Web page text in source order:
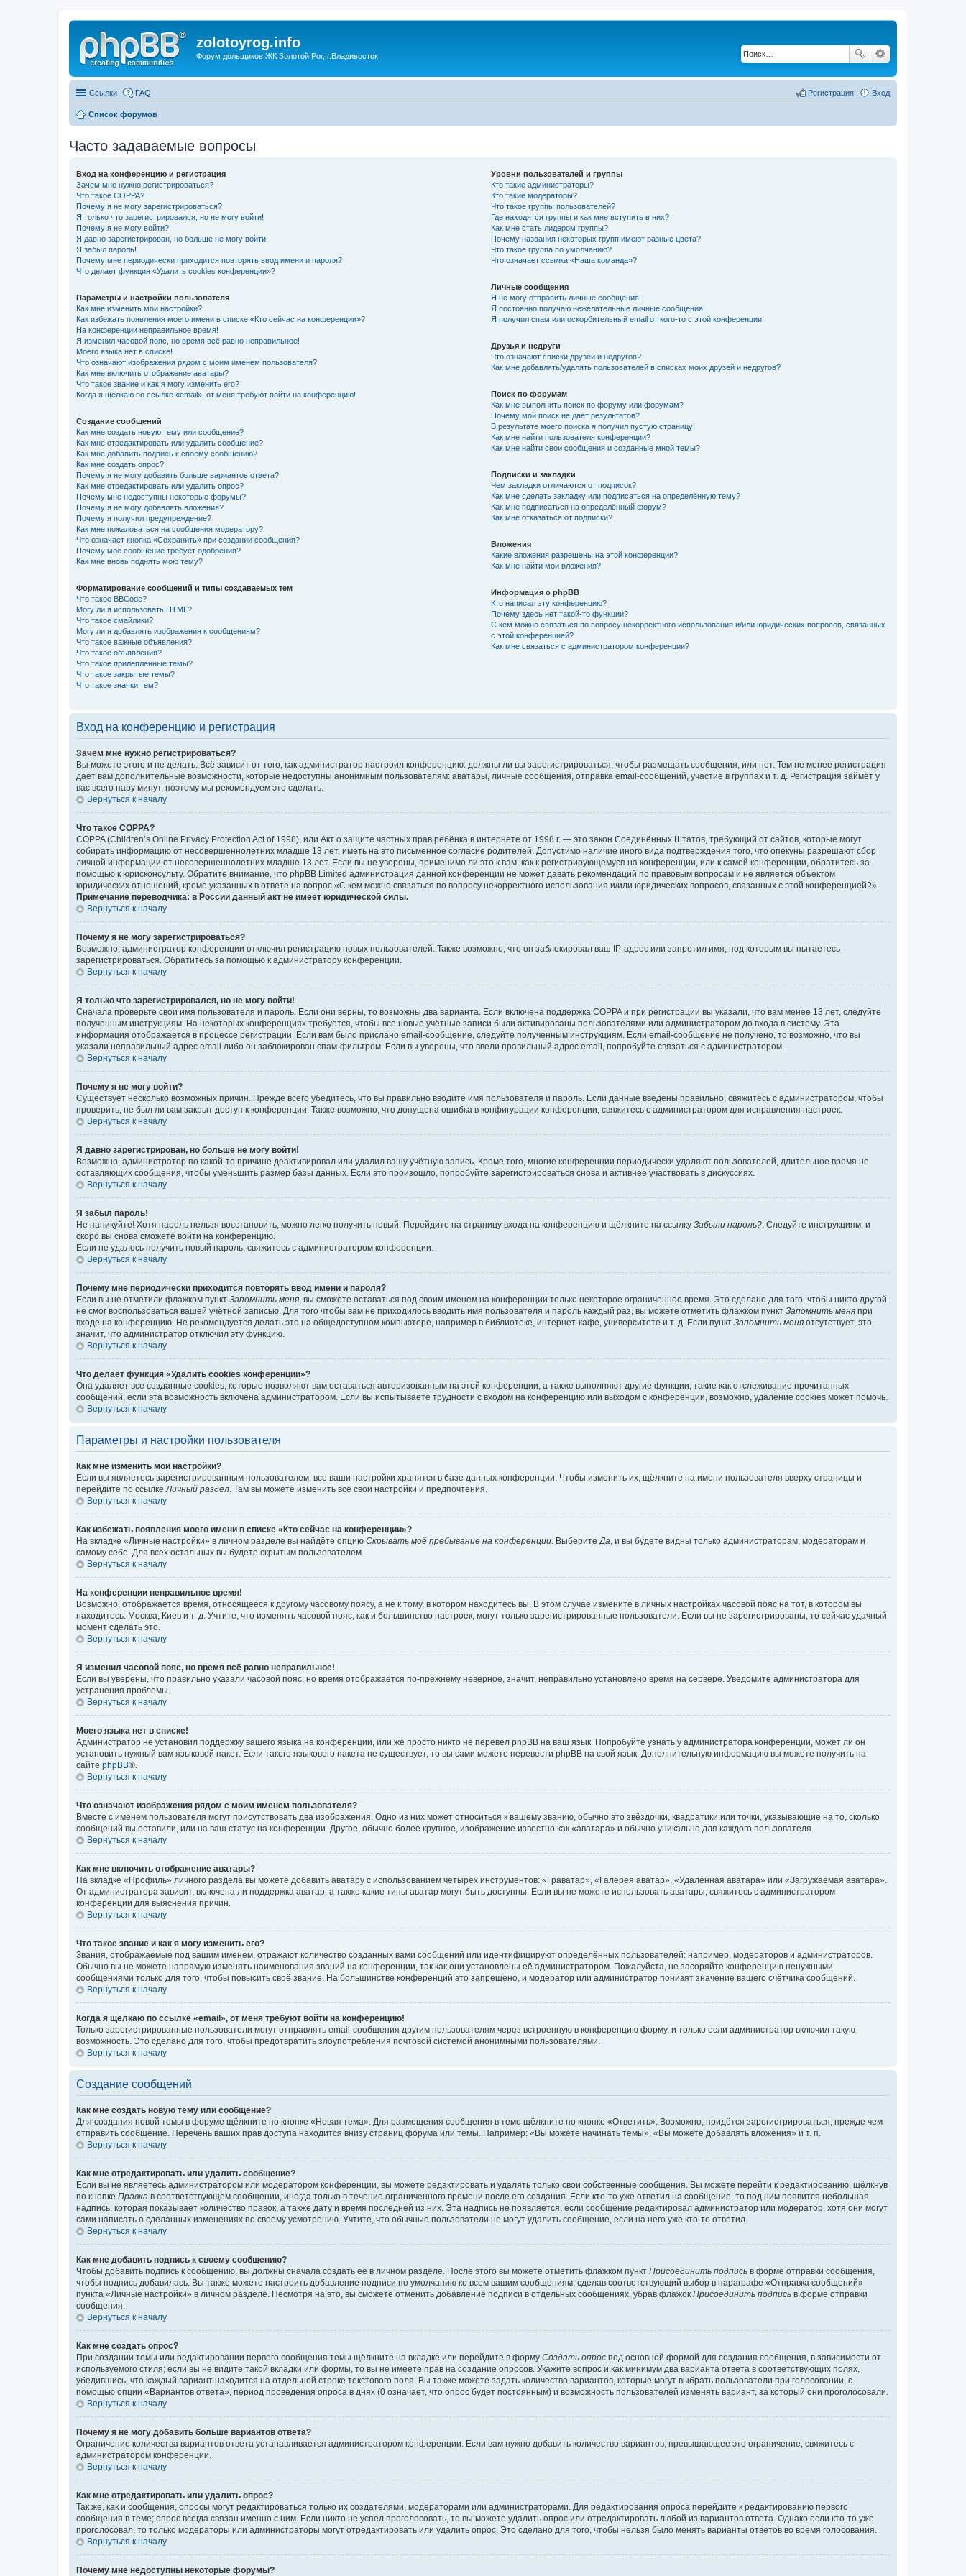
zolotoyrog.info
Форум дольщиков ЖК Золотой Рог, г.Владивосток
Ссылки FAQ Вход
Регистрация
Список форумов
Часто задаваемые вопросы
Вход на конференцию и регистрация
Зачем мне нужно регистрироваться?
Что такое COPPA?
Почему я не могу зарегистрироваться?
Я только что зарегистрировался, но не могу войти!
Почему я не могу войти?
Я давно зарегистрирован, но больше не могу войти!
Я забыл пароль!
Почему мне периодически приходится повторять ввод имени и пароля?
Что делает функция «Удалить cookies конференции»?
Параметры и настройки пользователя
Как мне изменить мои настройки?
Как избежать появления моего имени в списке «Кто сейчас на конференции»?
На конференции неправильное время!
Я изменил часовой пояс, но время всё равно неправильное!
Моего языка нет в списке!
Что означают изображения рядом с моим именем пользователя?
Как мне включить отображение аватары?
Что такое звание и как я могу изменить его?
Когда я щёлкаю по ссылке «email», от меня требуют войти на конференцию!
Создание сообщений
Как мне создать новую тему или сообщение?
Как мне отредактировать или удалить сообщение?
Как мне добавить подпись к своему сообщению?
Как мне создать опрос?
Почему я не могу добавить больше вариантов ответа?
Как мне отредактировать или удалить опрос?
Почему мне недоступны некоторые форумы?
Почему я не могу добавлять вложения?
Почему я получил предупреждение?
Как мне пожаловаться на сообщения модератору?
Что означает кнопка «Сохранить» при создании сообщения?
Почему моё сообщение требует одобрения?
Как мне вновь поднять мою тему?
Форматирование сообщений и типы создаваемых тем
Что такое BBCode?
Могу ли я использовать HTML?
Что такое смайлики?
Могу ли я добавлять изображения к сообщениям?
Что такое важные объявления?
Что такое объявления?
Что такое прилепленные темы?
Что такое закрытые темы?
Что такое значки тем?
Уровни пользователей и группы
Кто такие администраторы?
Кто такие модераторы?
Что такое группы пользователей?
Где находятся группы и как мне вступить в них?
Как мне стать лидером группы?
Почему названия некоторых групп имеют разные цвета?
Что такое группа по умолчанию?
Что означает ссылка «Наша команда»?
Личные сообщения
Я не могу отправить личные сообщения!
Я постоянно получаю нежелательные личные сообщения!
Я получил спам или оскорбительный email от кого-то с этой конференции!
Друзья и недруги
Что означают списки друзей и недругов?
Как мне добавлять/удалять пользователей в списках моих друзей и недругов?
Поиск по форумам
Как мне выполнить поиск по форуму или форумам?
Почему мой поиск не даёт результатов?
В результате моего поиска я получил пустую страницу!
Как мне найти пользователя конференции?
Как мне найти свои сообщения и созданные мной темы?
Подписки и закладки
Чем закладки отличаются от подписок?
Как мне сделать закладку или подписаться на определённую тему?
Как мне подписаться на определённый форум?
Как мне отказаться от подписки?
Вложения
Какие вложения разрешены на этой конференции?
Как мне найти мои вложения?
Информация о phpBB
Кто написал эту конференцию?
Почему здесь нет такой-то функции?
С кем можно связаться по вопросу некорректного использования и/или юридических вопросов, связанных
с этой конференцией?
Как мне связаться с администратором конференции?
Вход на конференцию и регистрация
Зачем мне нужно регистрироваться?
Вы можете этого и не делать. Всё зависит от того, как администратор настроил конференцию: должны ли вы зарегистрироваться, чтобы размещать сообщения, или нет. Тем не менее регистрация
даёт вам дополнительные возможности, которые недоступны анонимным пользователям: аватары, личные сообщения, отправка email-сообщений, участие в группах и т. д. Регистрация займёт у
вас всего пару минут, поэтому мы рекомендуем это сделать.
Вернуться к началу
Что такое COPPA?
COPPA (Children’s Online Privacy Protection Act of 1998), или Акт о защите частных прав ребёнка в интернете от 1998 г. — это закон Соединённых Штатов, требующий от сайтов, которые могут
собирать информацию от несовершеннолетних младше 13 лет, иметь на это письменное согласие родителей. Допустимо наличие иного вида подтверждения того, что опекуны разрешают сбор
личной информации от несовершеннолетних младше 13 лет. Если вы не уверены, применимо ли это к вам, как к регистрирующемуся на конференции, или к самой конференции, обратитесь за
помощью к юрисконсульту. Обратите внимание, что phpBB Limited администрация данной конференции не может давать рекомендаций по правовым вопросам и не является объектом
юридических отношений, кроме указанных в ответе на вопрос «С кем можно связаться по вопросу некорректного использования и/или юридических вопросов, связанных с этой конференцией?».
Примечание переводчика: в России данный акт не имеет юридической силы.
Вернуться к началу
Почему я не могу зарегистрироваться?
Возможно, администратор конференции отключил регистрацию новых пользователей. Также возможно, что он заблокировал ваш IP-адрес или запретил имя, под которым вы пытаетесь
зарегистрироваться. Обратитесь за помощью к администратору конференции.
Вернуться к началу
Я только что зарегистрировался, но не могу войти!
Сначала проверьте свои имя пользователя и пароль. Если они верны, то возможны два варианта. Если включена поддержка COPPA и при регистрации вы указали, что вам менее 13 лет, следуйте
полученным инструкциям. На некоторых конференциях требуется, чтобы все новые учётные записи были активированы пользователями или администратором до входа в систему. Эта
информация отображается в процессе регистрации. Если вам было прислано email-сообщение, следуйте полученным инструкциям. Если email-сообщение не получено, то возможно, что вы
указали неправильный адрес email либо он заблокирован спам-фильтром. Если вы уверены, что ввели правильный адрес email, попробуйте связаться с администратором.
Вернуться к началу
Почему я не могу войти?
Существует несколько возможных причин. Прежде всего убедитесь, что вы правильно вводите имя пользователя и пароль. Если данные введены правильно, свяжитесь с администратором, чтобы
проверить, не был ли вам закрыт доступ к конференции. Также возможно, что допущена ошибка в конфигурации конференции, свяжитесь с администратором для исправления настроек.
Вернуться к началу
Я давно зарегистрирован, но больше не могу войти!
Возможно, администратор по какой-то причине деактивировал или удалил вашу учётную запись. Кроме того, многие конференции периодически удаляют пользователей, длительное время не
оставляющих сообщения, чтобы уменьшить размер базы данных. Если это произошло, попробуйте зарегистрироваться снова и активнее участвовать в дискуссиях.
Вернуться к началу
Я забыл пароль!
Не паникуйте! Хотя пароль нельзя восстановить, можно легко получить новый. Перейдите на страницу входа на конференцию и щёлкните на ссылку Забыли пароль? . Следуйте инструкциям, и
скоро вы снова сможете войти на конференцию.
Если не удалось получить новый пароль, свяжитесь с администратором конференции.
Вернуться к началу
Почему мне периодически приходится повторять ввод имени и пароля?
Если вы не отметили флажком пункт Запомнить меня , вы сможете оставаться под своим именем на конференции только некоторое ограниченное время. Это сделано для того, чтобы никто другой
не смог воспользоваться вашей учётной записью. Для того чтобы вам не приходилось вводить имя пользователя и пароль каждый раз, вы можете отметить флажком пункт Запомнить меня при
входе на конференцию. Не рекомендуется делать это на общедоступном компьютере, например в библиотеке, интернет-кафе, университете и т. д. Если пункт Запомнить меня отсутствует, это
значит, что администратор отключил эту функцию.
Вернуться к началу
Что делает функция «Удалить cookies конференции»?
Она удаляет все созданные cookies, которые позволяют вам оставаться авторизованным на этой конференции, а также выполняют другие функции, такие как отслеживание прочитанных
сообщений, если эта возможность включена администратором. Если вы испытываете трудности с входом на конференцию или выходом с конференции, возможно, удаление cookies может помочь.
Вернуться к началу
Параметры и настройки пользователя
Как мне изменить мои настройки?
Если вы являетесь зарегистрированным пользователем, все ваши настройки хранятся в базе данных конференции. Чтобы изменить их, щёлкните на имени пользователя вверху страницы и
перейдите по ссылке Личный раздел . Там вы можете изменить все свои настройки и предпочтения.
Вернуться к началу
Как избежать появления моего имени в списке «Кто сейчас на конференции»?
На вкладке «Личные настройки» в личном разделе вы найдёте опцию Скрывать моё пребывание на конференции . Выберите Да , и вы будете видны только администраторам, модераторам и
самому себе. Для всех остальных вы будете скрытым пользователем.
Вернуться к началу
На конференции неправильное время!
Возможно, отображается время, относящееся к другому часовому поясу, а не к тому, в котором находитесь вы. В этом случае измените в личных настройках часовой пояс на тот, в котором вы
находитесь: Москва, Киев и т. д. Учтите, что изменять часовой пояс, как и большинство настроек, могут только зарегистрированные пользователи. Если вы не зарегистрированы, то сейчас удачный
момент сделать это.
Вернуться к началу
Я изменил часовой пояс, но время всё равно неправильное!
Если вы уверены, что правильно указали часовой пояс, но время отображается по-прежнему неверное, значит, неправильно установлено время на сервере. Уведомите администратора для
устранения проблемы.
Вернуться к началу
Моего языка нет в списке!
Администратор не установил поддержку вашего языка на конференции, или же просто никто не перевёл phpBB на ваш язык. Попробуйте узнать у администратора конференции, может ли он
установить нужный вам языковой пакет. Если такого языкового пакета не существует, то вы сами можете перевести phpBB на свой язык. Дополнительную информацию вы можете получить на
сайте phpBB®.
Вернуться к началу
Что означают изображения рядом с моим именем пользователя?
Вместе с именем пользователя могут присутствовать два изображения. Одно из них может относиться к вашему званию, обычно это звёздочки, квадратики или точки, указывающие на то, сколько
сообщений вы оставили, или на ваш статус на конференции. Другое, обычно более крупное, изображение известно как «аватара» и обычно уникально для каждого пользователя.
Вернуться к началу
Как мне включить отображение аватары?
На вкладке «Профиль» личного раздела вы можете добавить аватару с использованием четырёх инструментов: «Граватар», «Галерея аватар», «Удалённая аватара» или «Загружаемая аватара».
От администратора зависит, включена ли поддержка аватар, а также какие типы аватар могут быть доступны. Если вы не можете использовать аватары, свяжитесь с администратором
конференции для выяснения причин.
Вернуться к началу
Что такое звание и как я могу изменить его?
Звания, отображаемые под вашим именем, отражают количество созданных вами сообщений или идентифицируют определённых пользователей: например, модераторов и администраторов.
Обычно вы не можете напрямую изменять наименования званий на конференции, так как они установлены её администратором. Пожалуйста, не засоряйте конференцию ненужными
сообщениями только для того, чтобы повысить своё звание. На большинстве конференций это запрещено, и модератор или администратор понизят значение вашего счётчика сообщений.
Вернуться к началу
Когда я щёлкаю по ссылке «email», от меня требуют войти на конференцию!
Только зарегистрированные пользователи могут отправлять email-сообщения другим пользователям через встроенную в конференцию форму, и только если администратор включил такую
возможность. Это сделано для того, чтобы предотвратить злоупотребления почтовой системой анонимными пользователями.
Вернуться к началу
Создание сообщений
Как мне создать новую тему или сообщение?
Для создания новой темы в форуме щёлкните по кнопке «Новая тема». Для размещения сообщения в теме щёлкните по кнопке «Ответить». Возможно, придётся зарегистрироваться, прежде чем
отправить сообщение. Перечень ваших прав доступа находится внизу страниц форума или темы. Например: «Вы можете начинать темы», «Вы можете добавлять вложения» и т. п.
Вернуться к началу
Как мне отредактировать или удалить сообщение?
Если вы не являетесь администратором или модератором конференции, вы можете редактировать и удалять только свои собственные сообщения. Вы можете перейти к редактированию, щёлкнув
по кнопке Правка в соответствующем сообщении, иногда только в течение ограниченного времени после его создания. Если кто-то уже ответил на сообщение, то под ним появится небольшая
надпись, которая показывает количество правок, а также дату и время последней из них. Эта надпись не появляется, если сообщение редактировал администратор или модератор, хотя они могут
сами написать о сделанных изменениях по своему усмотрению. Учтите, что обычные пользователи не могут удалить сообщение, если на него уже кто-то ответил.
Вернуться к началу
Как мне добавить подпись к своему сообщению?
Чтобы добавить подпись к сообщению, вы должны сначала создать её в личном разделе. После этого вы можете отметить флажком пункт Присоединить подпись в форме отправки сообщения,
чтобы подпись добавилась. Вы также можете настроить добавление подписи по умолчанию ко всем вашим сообщениям, сделав соответствующий выбор в параграфе «Отправка сообщений»
пункта «Личные настройки» в личном разделе. Несмотря на это, вы сможете отменить добавление подписи в отдельных сообщениях, убрав флажок Присоединить подпись в форме отправки
сообщения.
Вернуться к началу
Как мне создать опрос?
При создании темы или редактировании первого сообщения темы щёлкните на вкладке или перейдите в форму Создать опрос под основной формой для создания сообщения, в зависимости от
используемого стиля; если вы не видите такой вкладки или формы, то вы не имеете прав на создание опросов. Укажите вопрос и как минимум два варианта ответа в соответствующих полях,
убедившись, что каждый вариант находится на отдельной строке текстового поля. Вы также можете задать количество вариантов, которые могут выбрать пользователи при голосовании, с
помощью опции «Вариантов ответа», период проведения опроса в днях (0 означает, что опрос будет постоянным) и возможность пользователей изменять вариант, за который они проголосовали.
Вернуться к началу
Почему я не могу добавить больше вариантов ответа?
Ограничение количества вариантов ответа устанавливается администратором конференции. Если вам нужно добавить количество вариантов, превышающее это ограничение, свяжитесь с
администратором конференции.
Вернуться к началу
Как мне отредактировать или удалить опрос?
Так же, как и сообщения, опросы могут редактироваться только их создателями, модераторами или администраторами. Для редактирования опроса перейдите к редактированию первого
сообщения в теме; опрос всегда связан именно с ним. Если никто не успел проголосовать, то вы можете удалить опрос или отредактировать любой из вариантов ответа. Однако если кто-то уже
проголосовал, то только модераторы или администраторы могут отредактировать или удалить опрос. Это сделано для того, чтобы нельзя было менять варианты ответов во время голосования.
Вернуться к началу
Почему мне недоступны некоторые форумы?